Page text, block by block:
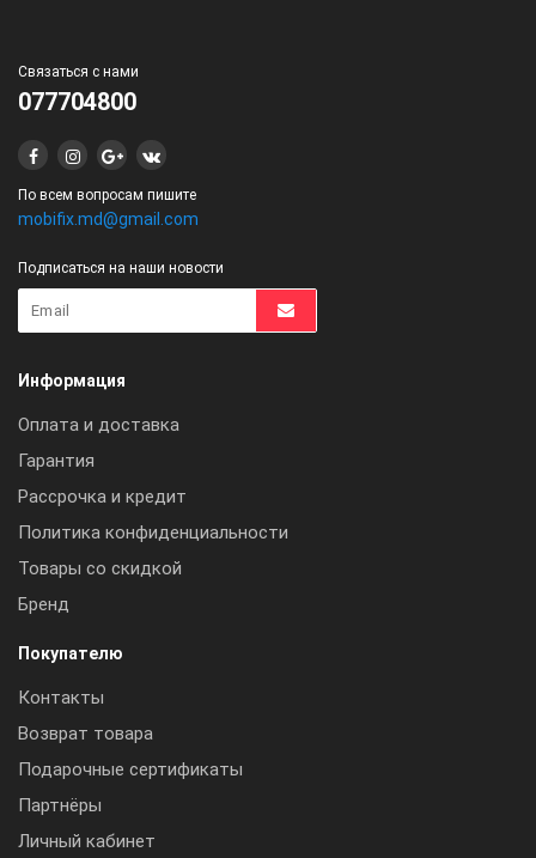
Связаться с нами
077704800
По всем вопросам пишите
mobifix.md@gmail.com
Подписаться на наши новости
Информация
Оплата и доставка
Гарантия
Рассрочка и кредит
Политика конфиденциальности
Товары со скидкой
Бренд
Покупателю
Контакты
Возврат товара
Подарочные сертификаты
Партнёры
Личный кабинет